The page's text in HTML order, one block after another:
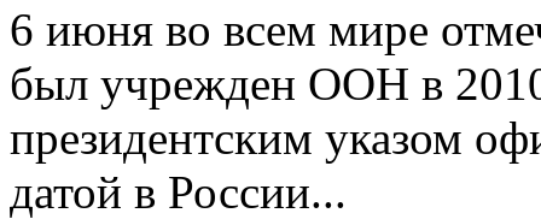
6 июня во всем мире
был учрежден ООН в 2010
президентским указом
датой в России...